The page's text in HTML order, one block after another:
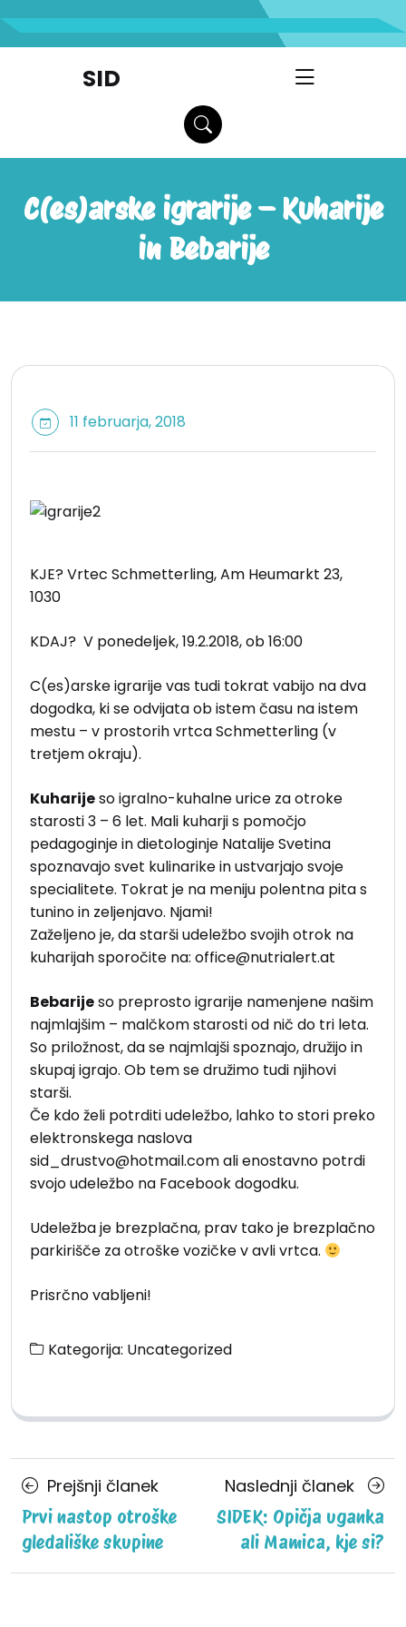
SID
C(es)arske igrarije – Kuharije
in Bebarije
11 februarja, 2018
KJE? Vrtec Schmetterling, Am Heumarkt 23,
1030
KDAJ? V ponedeljek, 19.2.2018, ob 16:00
C(es)arske igrarije vas tudi tokrat vabijo na dva
dogodka, ki se odvijata ob istem času na istem
mestu – v prostorih vrtca Schmetterling (v
tretjem okraju).
Kuharijeso igralno-kuhalne urice za otroke
starosti 3 – 6 let. Mali kuharji s pomočjo
pedagoginje in dietologinje Natalije Svetina
spoznavajo svet kulinarike in ustvarjajo svoje
specialitete. Tokrat je na meniju polentna pita s
tunino in zeljenjavo. Njami!
Zaželjeno je, da starši udeležbo svojih otrok na
kuharijah sporočite na: office@nutrialert.at
Bebarijeso preprosto igrarije namenjene našim
najmlajšim – malčkom starosti od nič do tri leta.
So priložnost, da se najmlajši spoznajo, družijo in
skupaj igrajo. Ob tem se družimo tudi njihovi
starši.
Če kdo želi potrditi udeležbo, lahko to stori preko
elektronskega naslova
sid_drustvo@hotmail.com ali enostavno potrdi
svojo udeležbo na Facebook dogodku.
Udeležba je brezplačna, prav tako je brezplačno
parkirišče za otroške vozičke v avli vrtca.
Prisrčno vabljeni!
Kategorija: Uncategorized
Posts
navigation
Prejšnji članekPrejšnji
članek
Prvi nastop otroške
gledališke skupine
Naslednji članek
SIDEK: Opičja uganka
ali Mamica, kje si?